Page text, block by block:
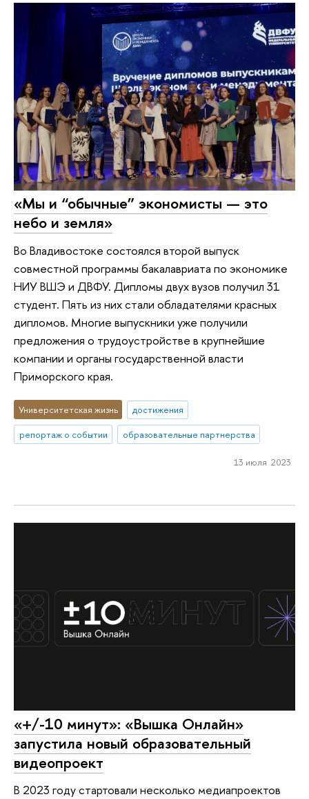
«Мы и “обычные” экономисты — это
небо и земля»
Во Владивостоке состоялся второй выпуск
совместной программы бакалавриата по экономике
НИУ ВШЭ и ДВФУ. Дипломы двух вузов получил 31
студент. Пять из них стали обладателями красных
дипломов. Многие выпускники уже получили
предложения о трудоустройстве в крупнейшие
компании и органы государственной власти
Приморского края.
Университетская жизнь
достижения
репортаж о событии
образовательные партнерства
13 июля 2023
«+/-10 минут»: «Вышка Онлайн»
запустила новый образовательный
видеопроект
В 2023 году стартовали несколько медиапроектов